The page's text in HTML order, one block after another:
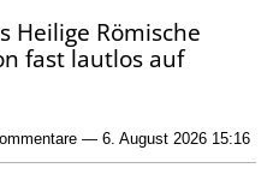
Heilige Römische
fast lautlos auf
— 6. August 2026 15:16